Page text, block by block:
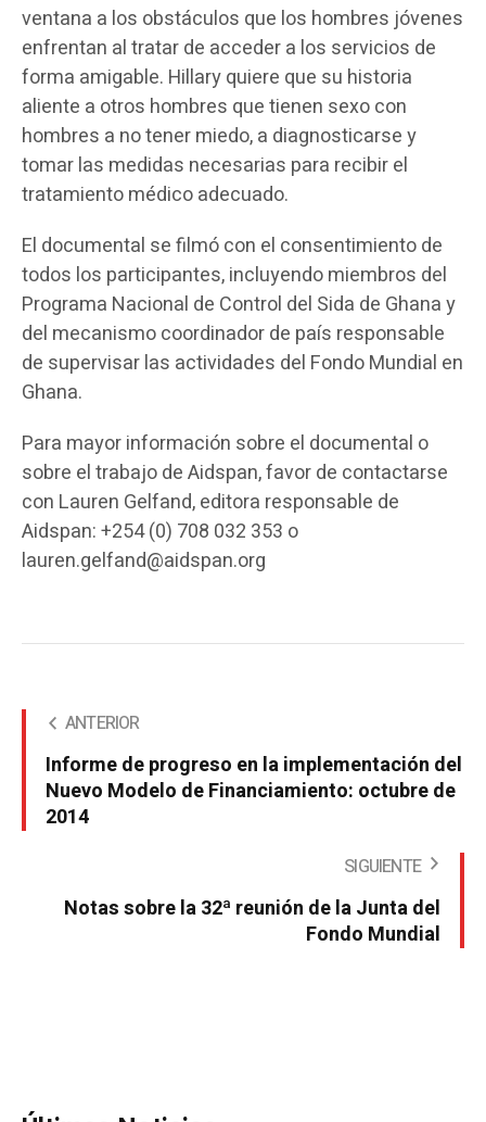
ventana a los obstáculos que los hombres jóvenes
enfrentan al tratar de acceder a los servicios de
forma amigable. Hillary quiere que su historia
aliente a otros hombres que tienen sexo con
hombres a no tener miedo, a diagnosticarse y
tomar las medidas necesarias para recibir el
tratamiento médico adecuado.
El documental se filmó con el consentimiento de
todos los participantes, incluyendo miembros del
Programa Nacional de Control del Sida de Ghana y
del mecanismo coordinador de país responsable
de supervisar las actividades del Fondo Mundial en
Ghana.
Para mayor información sobre el documental o
sobre el trabajo de Aidspan, favor de contactarse
con Lauren Gelfand, editora responsable de
Aidspan: +254 (0) 708 032 353 o
lauren.gelfand@aidspan.org
ANTERIOR
Informe de progreso en la implementación del
Nuevo Modelo de Financiamiento: octubre de
2014
SIGUIENTE
Notas sobre la 32ª reunión de la Junta del
Fondo Mundial